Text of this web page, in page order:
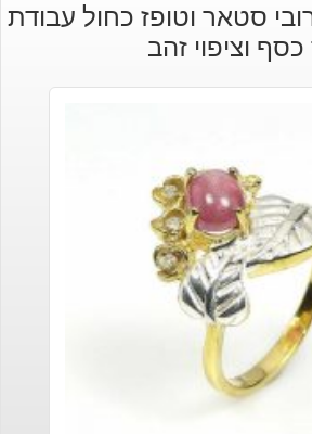
סטאר וטופז כחול עבודת
כסף וציפוי זהב